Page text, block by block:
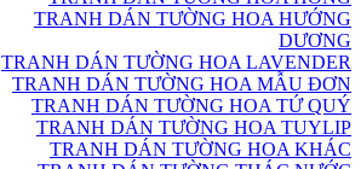
TRANH DÁN TƯỜNG HOA HƯỚNG
DƯƠNG
TRANH DÁN TƯỜNG HOA LAVENDER
TRANH DÁN TƯỜNG HOA MẪU ĐƠN
TRANH DÁN TƯỜNG HOA TỨ QUÝ
TRANH DÁN TƯỜNG HOA TUYLIP
TRANH DÁN TƯỜNG HOA KHÁC